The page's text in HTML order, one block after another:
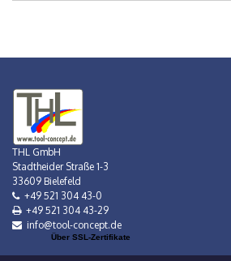
THL GmbH
Stadtheider Straße 1-3
33609 Bielefeld
+49 521 304 43-0
+49 521 304 43-29
info@tool-concept.de
Über SSL-Zertifikate